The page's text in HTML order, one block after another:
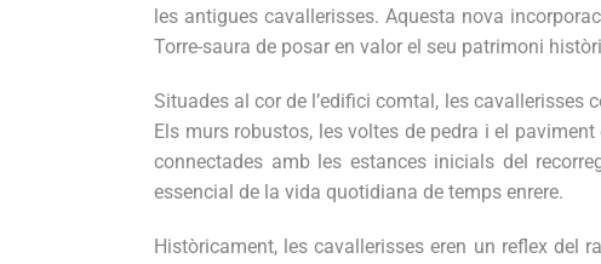
les antigues cavallerisses. Aquesta nova
Torre-saura de posar en valor el seu patrimoni
Situades al cor de l’edifici comtal, les
Els murs robustos, les voltes de pedra i el
connectades amb les estances inicials del
essencial de la vida quotidiana de temps enrere.
Històricament, les cavallerisses eren un reflex